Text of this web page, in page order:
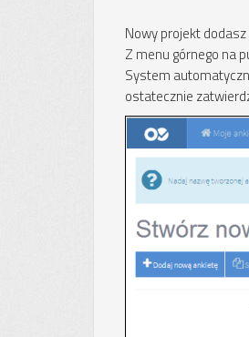
Nowy projekt
Z menu górnego na
System
ostatecznie